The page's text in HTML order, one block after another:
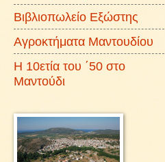
Βιβλιοπωλείο Εξώστης
Αγροκτήματα Μαντουδίου
Η 10ετία του ΄50 στο
Μαντούδι